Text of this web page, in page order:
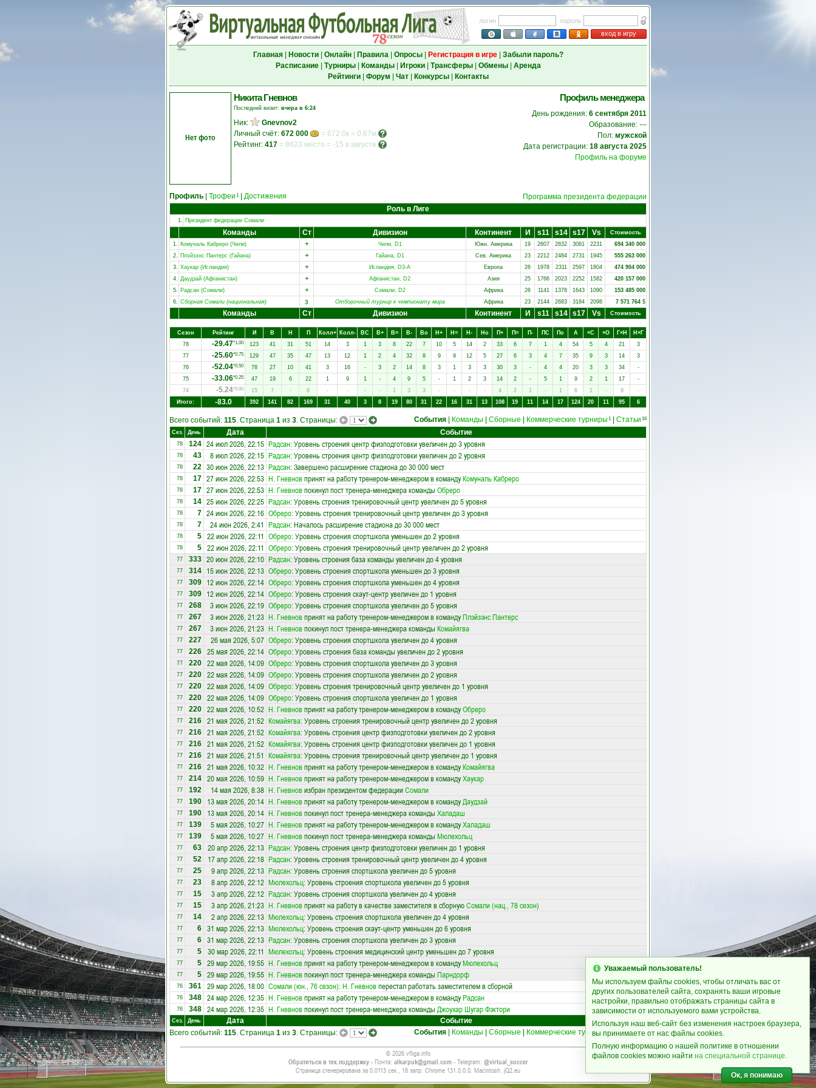
логин
пароль
вход в игру
Главная| Новости| Онлайн| Правила| Опросы| Регистрация в игре| Забыли пароль?
Расписание| Турниры| Команды| Игроки| Трансферы| Обмены| Аренда
Рейтинги| Форум Чат| Конкурсы| Контакты
Нет фото
Никита Гневнов
Последний визит: вчера в 6:24
Ник:
Gnevnov2
Личный счёт: 672 000
= 672.0к = 0.67м
Рейтинг: 417 = 8623 место = -15 в августе
Профиль менеджера
День рождения: 6 сентября 2011
Образование: ---
Пол: мужской
Дата регистрации: 18 августа 2025
Профиль на форуме
Профиль Трофеи 1 Достижения
Программа президента федерации
Роль в Лиге
1. Президент федерации Сомали
Команды Ст Дивизион Континент И s11 s14 s17 Vs
Стоимость
1. Комуналь Кабреро (Чили) + Чили, D1 Южн. Америка 19 2607 2832 3081 2231
694 340 000
2. Плэйзэнс Пантерс (Гайана) + Гайана, D1 Сев. Америка 23 2212 2484 2731 1945
555 263 000
3. Хаукар (Исландия) + Исландия, D3-A Европа 26 1978 2311 2597 1804
474 904 000
4. Даудзай (Афганистан) + Афганистан, D2 Азия 25 1766 2023 2252 1582
420 157 000
5. Радсан (Сомали) + Сомали, D2 Африка 26 1141 1378 1643 1090
153 485 000
6. Сборная Сомали (национальная) з Отборочный турнир к чемпионату мира Африка 23 2144 2683 3184 2098 7 571 764 $
Команды Ст Дивизион Континент И s11 s14 s17 Vs Стоимость
Сезон Рейтинг И В Н П Колл+ Колл- ВC В+ В= В- Вo Н+ Н= Н- Нo П+ П= П- ПC Пo А ×C ×O Г×Н
Н×Г
78
-29.47*1.00 123 41 31 51 14 3 1 3 8 22 7 10 5 14 2 33 6 7 1 4 54 5 4 21
3
77
-25.60*0.75 129 47 35 47 13 12 1 2 4 32 8 9 9 12 5 27 6 3 4 7 35 9 3 14
3
76
-52.04*0.50 78 27 10 41 3 16 - 3 2 14 8 3 1 3 3 30 3 - 4 4 20 3 3 34
-
75
-33.06*0.25 47 19 6 22 1 9 1 - 4 9 5 - 1 2 3 14 2 - 5 1 9 2 1 17
-
74
-5.24*0.00 15 7 - 8 - - - - 1 3 3 - - - - 4 2 1 - 1 6 1 - 9
-
Итого:
-83.0 392 141 82 169 31 40 3 8 19 80 31 22 16 31 13 108 19 11 14 17 124 20 11 95 6
Всего событий: 115. Страница 1 из 3. Страницы: События Команды Сборные Коммерческие турниры 1 Статьи 16
Сез. День Дата Событие
78 124 24 июл 2026, 22:15 Радсан: Уровень строения центр физподготовки увеличен до 3 уровня
78 43 8 июл 2026, 22:15 Радсан: Уровень строения центр физподготовки увеличен до 2 уровня
78 22 30 июн 2026, 22:13 Радсан: Завершено расширение стадиона до 30 000 мест
78 17 27 июн 2026, 22:53 Н. Гневновпринят на работу тренером-менеджером в командуКомуналь Кабреро
78 17 27 июн 2026, 22:53 Н. Гневновпокинул пост тренера-менеджера командыОбреро
78 14 25 июн 2026, 22:25 Радсан: Уровень строения тренировочный центр увеличен до 5 уровня
78 7 24 июн 2026, 22:16 Обреро: Уровень строения тренировочный центр увеличен до 3 уровня
78 7 24 июн 2026, 2:41 Радсан: Началось расширение стадиона до 30 000 мест
78 5 22 июн 2026, 22:11 Обреро: Уровень строения спортшкола уменьшен до 2 уровня
78 5 22 июн 2026, 22:11 Обреро: Уровень строения тренировочный центр увеличен до 2 уровня
77 333 20 июн 2026, 22:10 Радсан: Уровень строения база команды увеличен до 4 уровня
77 314 15 июн 2026, 22:13 Обреро: Уровень строения спортшкола уменьшен до 3 уровня
77 309 12 июн 2026, 22:14 Обреро: Уровень строения спортшкола уменьшен до 4 уровня
77 309 12 июн 2026, 22:14 Обреро: Уровень строения скаут-центр увеличен до 1 уровня
77 268 3 июн 2026, 22:19 Обреро: Уровень строения спортшкола увеличен до 5 уровня
77 267 3 июн 2026, 21:23 Н. Гневновпринят на работу тренером-менеджером в командуПлэйзэнс Пантерс
77 267 3 июн 2026, 21:23 Н. Гневновпокинул пост тренера-менеджера команды Комайягва
77 227 26 мая 2026, 5:07 Обреро: Уровень строения спортшкола увеличен до 4 уровня
77 226 25 мая 2026, 22:14 Обреро: Уровень строения база команды увеличен до 2 уровня
77 220 22 мая 2026, 14:09 Обреро: Уровень строения спортшкола увеличен до 3 уровня
77 220 22 мая 2026, 14:09 Обреро: Уровень строения спортшкола увеличен до 2 уровня
77 220 22 мая 2026, 14:09 Обреро: Уровень строения тренировочный центр увеличен до 1 уровня
77 220 22 мая 2026, 14:09 Обреро: Уровень строения спортшкола увеличен до 1 уровня
77 220 22 мая 2026, 10:52 Н. Гневновпринят на работу тренером-менеджером в командуОбреро
77 216 21 мая 2026, 21:52 Комайягва: Уровень строения тренировочный центр увеличен до 2 уровня
77 216 21 мая 2026, 21:52 Комайягва: Уровень строения центр физподготовки увеличен до 2 уровня
77 216 21 мая 2026, 21:52 Комайягва: Уровень строения центр физподготовки увеличен до 1 уровня
77 216 21 мая 2026, 21:51 Комайягва: Уровень строения тренировочный центр увеличен до 1 уровня
77 216 21 мая 2026, 10:32 Н. Гневновпринят на работу тренером-менеджером в командуКомайягва
77 214 20 мая 2026, 10:59 Н. Гневновпринят на работу тренером-менеджером в командуХаукар
77 192 14 мая 2026, 8:38 Н. Гневновизбран президентом федерацииСомали
77 190 13 мая 2026, 20:14 Н. Гневновпринят на работу тренером-менеджером в командуДаудзай
77 190 13 мая 2026, 20:14 Н. Гневновпокинул пост тренера-менеджера команды Халадаш
77 139 5 мая 2026, 10:27 Н. Гневновпринят на работу тренером-менеджером в командуХаладаш
77 139 5 мая 2026, 10:27 Н. Гневновпокинул пост тренера-менеджера команды Мюлехольц
77 63 20 апр 2026, 22:13 Радсан: Уровень строения центр физподготовки увеличен до 1 уровня
77 52 17 апр 2026, 22:18 Радсан: Уровень строения тренировочный центр увеличен до 4 уровня
77 25 9 апр 2026, 22:13 Радсан: Уровень строения спортшкола увеличен до 5 уровня
77 23 8 апр 2026, 22:12 Мюлехольц: Уровень строения спортшкола увеличен до 5 уровня
77 15 3 апр 2026, 22:12 Радсан: Уровень строения спортшкола увеличен до 4 уровня
77 15 3 апр 2026, 21:23 Н. Гневновпринят на работу в качестве заместителя в сборнуюСомали (нац., 78 сезон)
77 14 2 апр 2026, 22:13 Мюлехольц: Уровень строения спортшкола увеличен до 4 уровня
77 6 31 мар 2026, 22:13 Мюлехольц: Уровень строения скаут-центр уменьшен до 6 уровня
77 6 31 мар 2026, 22:13 Радсан: Уровень строения спортшкола увеличен до 3 уровня
77 5 30 мар 2026, 22:11 Мюлехольц: Уровень строения медицинский центр уменьшен до 7 уровня
77 5 29 мар 2026, 19:55 Н. Гневновпринят на работу тренером-менеджером в командуМюлехольц
77 5 29 мар 2026, 19:55 Н. Гневновпокинул пост тренера-менеджера команды Парндорф
76 361 29 мар 2026, 18:00 Сомали (юн., 76 сезон): Н. Гневновперестал работать заместителем в сборной
76 348 24 мар 2026, 12:35 Н. Гневновпринят на работу тренером-менеджером в командуРадсан
76 348 24 мар 2026, 12:35 Н. Гневновпокинул пост тренера-менеджера командыДжоухар Шугар Фэктори
Сез. День Дата
Событие
Всего событий: 115. Страница 1 из 3. Страницы: События Команды Сборные Коммерческие турниры1|Статьи16
© 2026 vfliga.info
Обратиться в тех.поддержку- Почта: alkarpuk@gmail.com- Telegram: @virtual_soccer
Страница сгенерирована за 0.0113 сек., 18 запр. Chrome 131.0.0.0. Macintosh. jQ2.eu
Уважаемый пользователь!
Мы используем файлы cookies, чтобы отличать вас от
других пользователей сайта, сохранять ваши игровые
настройки, правильно отображать страницы сайта в
зависимости от используемого вами устройства.
Используя наш веб-сайт без изменения настроек браузера,
вы принимаете от нас файлы cookies.
Полную информацию о нашей политике в отношении
файлов cookies можно найти на специальной странице.
Ок, я понимаю